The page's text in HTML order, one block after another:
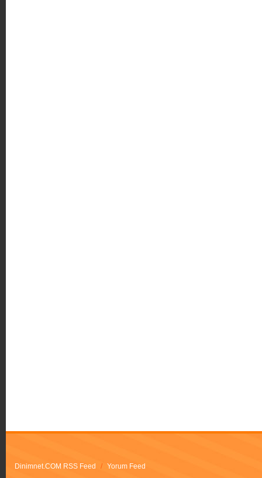
Dinimnet.COM RSS Feed / Yorum Feed